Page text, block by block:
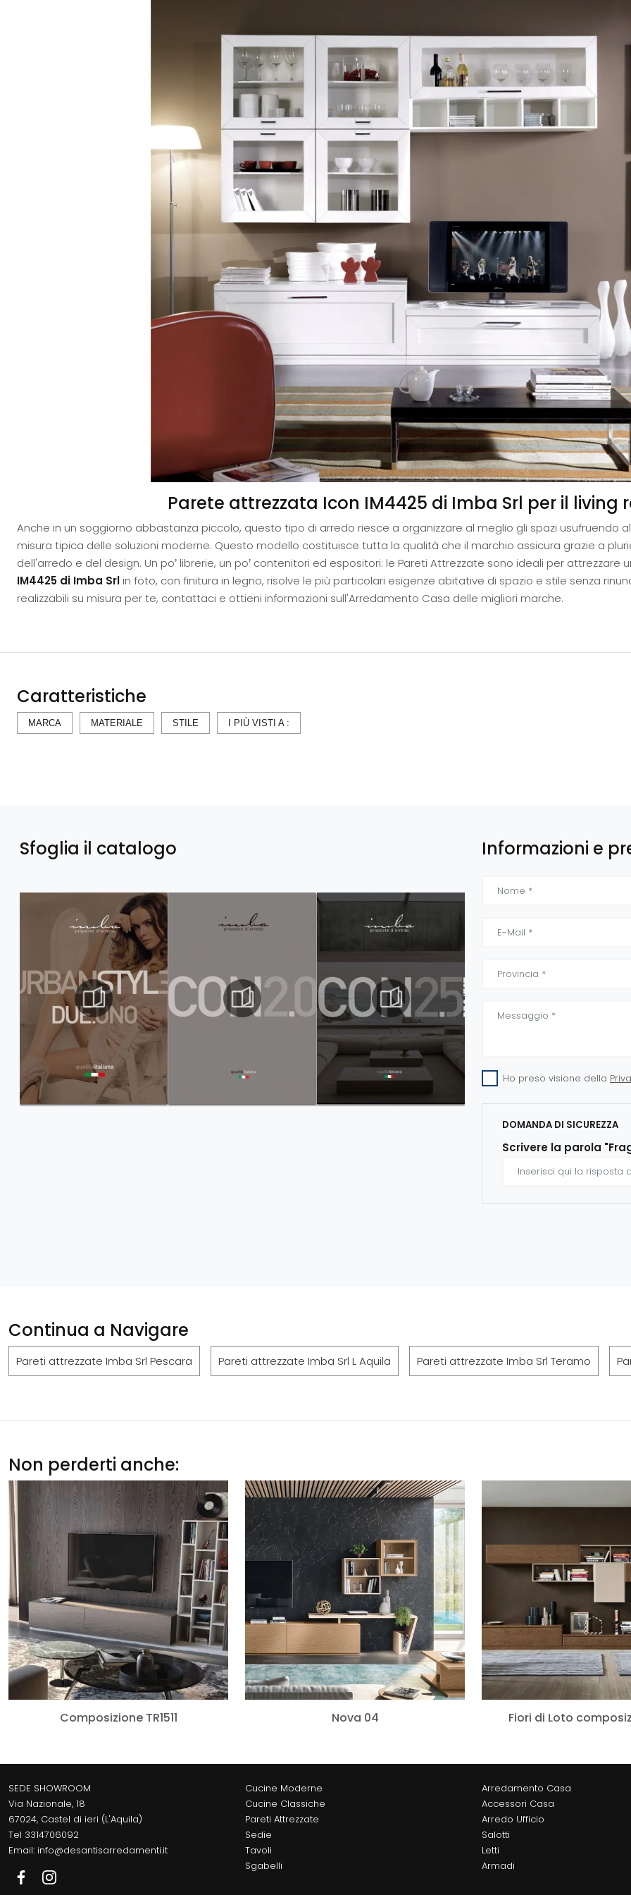
Parete attrezzata Icon IM4425 di Imba Srl per il living
Anche in un soggiorno abbastanza piccolo, questo tipo di arredo riesce a organizzare al meglio gli spazi
misura tipica delle soluzioni moderne. Questo modello costituisce tutta la qualità che il marchio assicura grazie a
dell'arredo e del design. Un po’ librerie, un po’ contenitori ed espositori: le Pareti Attrezzate sono ideali per attrezzare
IM4425 di Imba Srl in foto, con finitura in legno, risolve le più particolari esigenze abitative di spazio e stile senza
realizzabili su misura per te, contattaci e ottieni informazioni sull'Arredamento Casa delle migliori marche.
Caratteristiche
MARCA MATERIALE STILE I PIÙ VISTI A :
Sfoglia il catalogo Informazioni e
Ho preso visione della
DOMANDA DI SICUREZZA
Scrivere la parola
Continua a Navigare
Pareti attrezzate Imba Srl Pescara Pareti attrezzate Imba Srl L Aquila Pareti attrezzate Imba Srl Teramo
Non perderti anche:
Composizione TR1511 Nova 04 Fiori di Loto
SEDE SHOWROOM
Via Nazionale, 18
67024, Castel di ieri (L'Aquila)
Tel 3314706092
Email: info@desantisarredamenti.it
Cucine Moderne
Cucine Classiche
Pareti Attrezzate
Sedie
Tavoli
Sgabelli
Arredamento Casa
Accessori Casa
Arredo Ufficio
Salotti
Letti
Armadi